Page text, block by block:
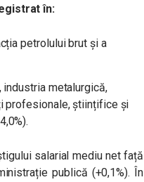
în:
petrolului brut și a
metalurgică,
profesionale, științifice și
salarial mediu net față
publică (+0,1%). În